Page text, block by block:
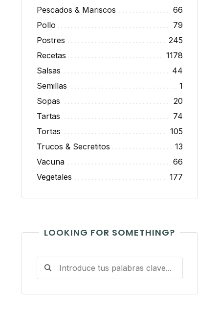
Pescados & Mariscos
66
Pollo
79
Postres
245
Recetas
1178
Salsas
44
Semillas
1
Sopas
20
Tartas
74
Tortas
105
Trucos & Secretitos
13
Vacuna
66
Vegetales
177
LOOKING FOR SOMETHING?